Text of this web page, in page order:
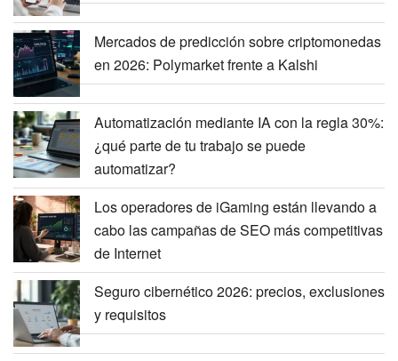
Mercados de predicción sobre criptomonedas
en 2026: Polymarket frente a Kalshi
Automatización mediante IA con la regla 30%:
¿qué parte de tu trabajo se puede
automatizar?
Los operadores de iGaming están llevando a
cabo las campañas de SEO más competitivas
de Internet
Seguro cibernético 2026: precios, exclusiones
y requisitos